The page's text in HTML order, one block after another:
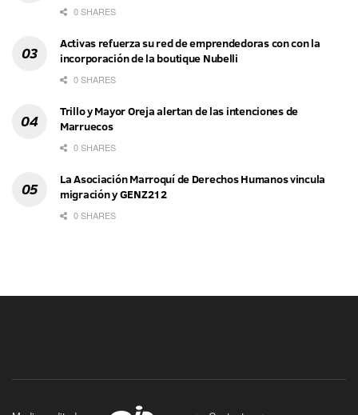
0 SHARES
Activas refuerza su red de emprendedoras con con la
incorporación de la boutique Nubelli
0 SHARES
Trillo y Mayor Oreja alertan de las intenciones de
Marruecos
0 SHARES
La Asociación Marroquí de Derechos Humanos vincula
migración y GENZ212
0 SHARES